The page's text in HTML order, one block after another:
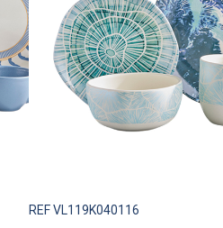
REF VL119K040116